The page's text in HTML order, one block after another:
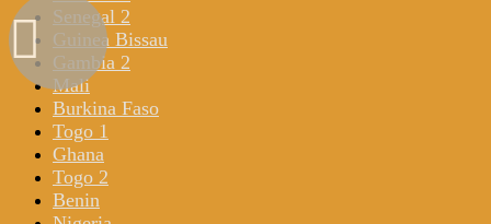
Senegal 2
Guinea Bissau
Gambia 2
Mali
Burkina Faso
Togo 1
Ghana
Togo 2
Benin